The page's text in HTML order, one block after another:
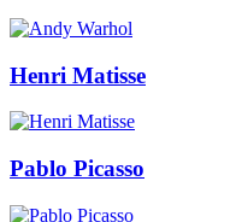
Henri Matisse
Pablo Picasso